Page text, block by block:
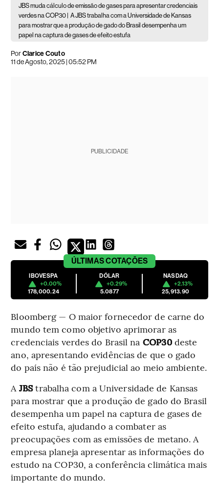
JBS muda cálculo de emissão de gases para apresentar credenciais
verdes na COP30 |
A JBS trabalha com a Universidade de Kansas
para mostrar que a produção de gado do Brasil desempenha um
papel na captura de gases de efeito estufa
PorClarice Couto
11 de Agosto, 2025 | 05:52 PM
PUBLICIDADE
ÚLTIMASCOTAÇÕES
IBOVESPA
+0.00%
178,000.24
DÓLAR
+0.29%
5.0877
NASDAQ
+2.13%
25,913.90
Bloomberg — O maior fornecedor de carne do
mundo tem como objetivo aprimorar as
credenciais verdes do Brasil na COP30deste
ano, apresentando evidências de que o gado
do país não é tão prejudicial ao meio ambiente.
A JBStrabalha com a Universidade de Kansas
para mostrar que a produção de gado do Brasil
desempenha um papel na captura de gases de
efeito estufa, ajudando a combater as
preocupações com as emissões de metano. A
empresa planeja apresentar as informações do
estudo na COP30, a conferência climática mais
importante do mundo.